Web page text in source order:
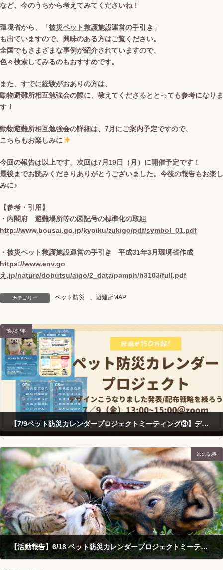
など、今のうちから考えてみてくださいね！
環境省から、「 被災ペット救護施設運営の手引き 」
も出ていますので、興味のある方はご覧ください。
全国でもさまざまな事例が紹介されていますので、
色々検索してみるのもおすすめです。
また、すでに経験がおありの方は、
動物避難所相互勉強会の際に、教えてくださるととっても参考になりま
す！
動物避難所相互勉強会の詳細は、7月にご案内予定ですので、
こちらもお楽しみに
今回の報告は以上です。次回は7月19日（月）に開催予定です！
最後までお読みくださりありがとうございました。今後の報告もお楽し
みに♪
【参考・引用】
・内閣府 避難場所等の図記号の標準化の取組
http://www.bousai.go.jp/kyoiku/zukigo/pdf/symbol_01.pdf
・被災ペット救護施設運営の手引き 平成31年3月環境省作成
https://www.env.go
え.jp/nature/dobutsu/aigo/2_data/pamph/h3103/full.pdf
カテゴリー ペット防災 避難所MAP
前の記事
【7/9ペット防災カレンダープロジェクトミーティング③】デザインこうなりました発表/配布戦略を練ろう
次の記事
【活動報告】6/18 ペット防災カレンダープロジェクトミーティングレポート